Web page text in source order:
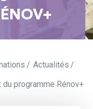
Actualités
du programme Rénov+